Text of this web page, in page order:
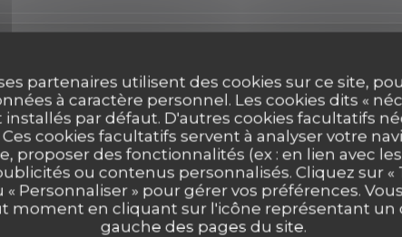
partenaires utilisent des cookies sur ce site,
à caractère personnel. Les cookies dits «
par défaut. D'autres cookies facultatifs
cookies facultatifs servent à analyser votre
proposer des fonctionnalités (ex : en lien avec
ou contenus personnalisés. Cliquez sur «
« Personnaliser » pour gérer vos préférences.
moment en cliquant sur l'icône représentant un
gauche des pages du site.
vins d'exception, une cuisine délicate inspirée au gré des
- Couverts 2 Service :5/5 Ambiance:5/5 Cuisine: 4/5